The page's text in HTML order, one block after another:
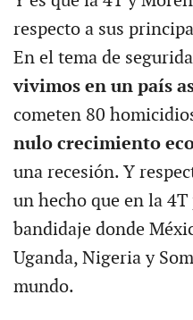
respecto a sus
En el tema de
vivimos en un país
cometen 80
nulo crecimiento
una recesión. Y
un hecho que en la
bandidaje donde
Uganda, Nigeria y
mundo.